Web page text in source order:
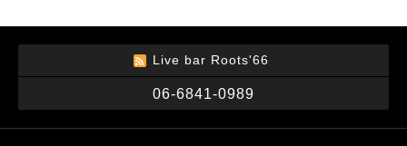
Live bar Roots'66
06-6841-0989